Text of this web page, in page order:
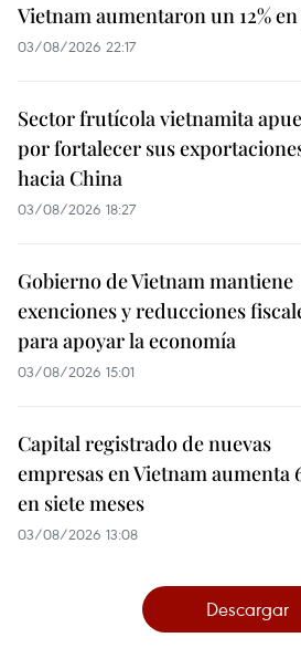
Vietnam aumentaron un 12%
03/08/2026 22:17
Sector frutícola vietnamita
por fortalecer sus
hacia China
03/08/2026 18:27
Gobierno de Vietnam mantiene
exenciones y reducciones
para apoyar la economía
03/08/2026 15:01
Capital registrado de nuevas
empresas en Vietnam aumenta
en siete meses
03/08/2026 13:08
Descargar